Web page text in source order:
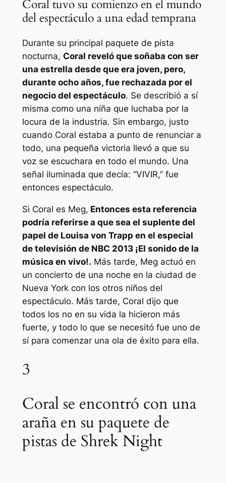
Coral tuvo su comienzo en el mundo
del espectáculo a una edad temprana
Durante su principal paquete de pista
nocturna, Coral reveló que soñaba con ser
una estrella desde que era joven, pero,
durante ocho años, fue rechazada por el
negocio del espectáculo. Se describió a sí
misma como una niña que luchaba por la
locura de la industria. Sin embargo, justo
cuando Coral estaba a punto de renunciar a
todo, una pequeña victoria llevó a que su
voz se escuchara en todo el mundo. Una
señal iluminada que decía: “VIVIR,”fue
entonces espectáculo.
Si Coral es Meg, Entonces esta referencia
podría referirse a que sea el suplente del
papel de Louisa von Trapp en el especial
de televisión de NBC 2013 ¡El sonido de la
música en vivo!. Más tarde, Meg actuó en
un concierto de una noche en la ciudad de
Nueva York con los otros niños del
espectáculo. Más tarde, Coral dijo que
todos los no en su vida la hicieron más
fuerte, y todo lo que se necesitó fue uno de
sí para comenzar una ola de éxito para ella.
3
Coral se encontró con una
araña en su paquete de
pistas de Shrek Night